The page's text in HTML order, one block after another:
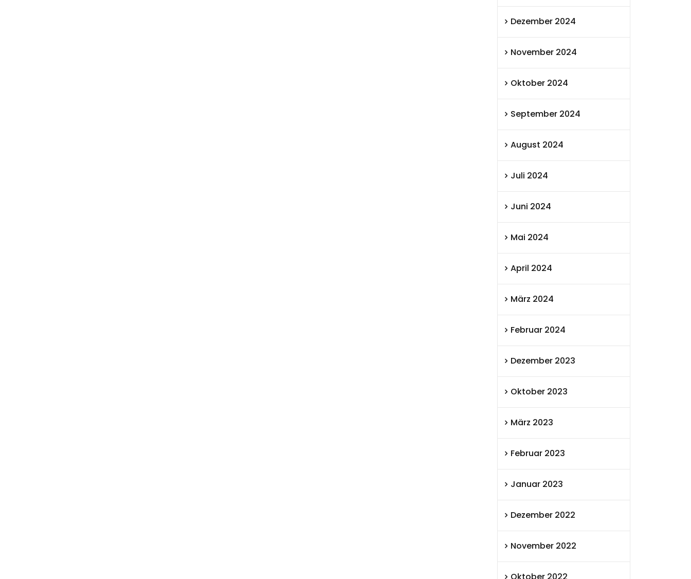
Dezember 2024
November 2024
Oktober 2024
September 2024
August 2024
Juli 2024
Juni 2024
Mai 2024
April 2024
März 2024
Februar 2024
Dezember 2023
Oktober 2023
März 2023
Februar 2023
Januar 2023
Dezember 2022
November 2022